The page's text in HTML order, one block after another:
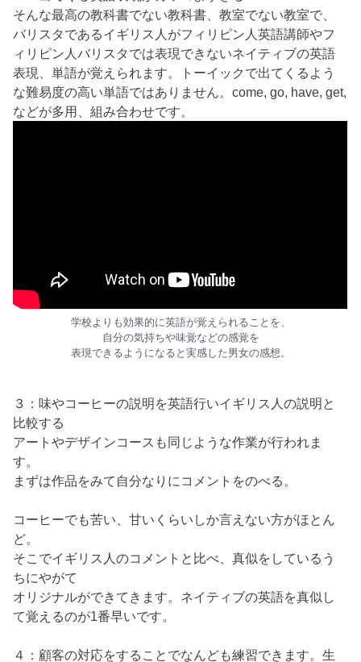
そんな最高の教科書でない教科書、教室でない教室で、
バリスタであるイギリス人がフィリピン人英語講師やフ
ィリピン人バリスタでは表現できないネイティブの英語
表現、単語が覚えられます。トーイックで出てくるよう
な難易度の高い単語ではありません。come, go, have, get,
などが多用、組み合わせです。
学校よりも効果的に英語が覚えられることを、
自分の気持ちや味覚などの感覚を
表現できるようになると実感した男女の感想。
３：味やコーヒーの説明を英語行いイギリス人の説明と
比較する
アートやデザインコースも同じような作業が行われま
す。
まずは作品をみて自分なりにコメントをのべる。
コーヒーでも苦い、甘いくらいしか言えない方がほとん
ど。
そこでイギリス人のコメントと比べ、真似をしているう
ちにやがて
オリジナルができてきます。ネイティブの英語を真似し
て覚えるのが1番早いです。
４：顧客の対応をすることでなんども練習できます。生